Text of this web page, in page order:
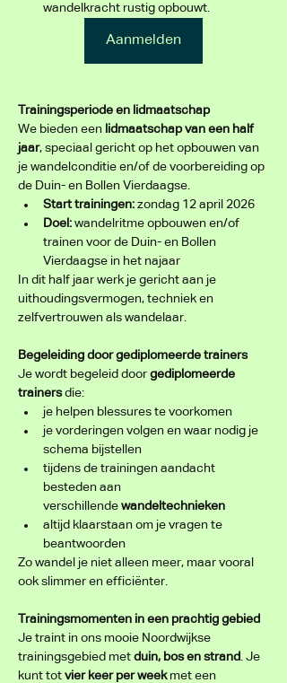
wandelkracht rustig opbouwt.
Aanmelden
Trainingsperiode en lidmaatschap
We bieden een lidmaatschap van een half
jaar, speciaal gericht op het opbouwen van
je wandelconditie en/of de voorbereiding op
de Duin- en Bollen Vierdaagse.
Start trainingen: zondag 12 april 2026
Doel: wandelritme opbouwen en/of
trainen voor de Duin- en Bollen
Vierdaagse in het najaar
In dit half jaar werk je gericht aan je
uithoudingsvermogen, techniek en
zelfvertrouwen als wandelaar.
Begeleiding door gediplomeerde trainers
Je wordt begeleid door gediplomeerde
trainers die:
je helpen blessures te voorkomen
je vorderingen volgen en waar nodig je
schema bijstellen
tijdens de trainingen aandacht
besteden aan
verschillende wandeltechnieken
altijd klaarstaan om je vragen te
beantwoorden
Zo wandel je niet alleen meer, maar vooral
ook slimmer en efficiënter.
Trainingsmomenten in een prachtig gebied
Je traint in ons mooie Noordwijkse
trainingsgebied met duin, bos en strand. Je
kunt tot vier keer per week met een